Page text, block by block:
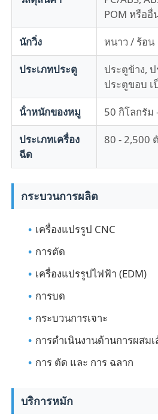
แม่พิมพ์ชิ้นส่วนพลาสติกรถยนต์
แม่พิมพ์ฉีดยานยนต์
การฉีดแบบฉีดสองครั้ง
การพิมพ์ฉีดทางการแพทย์
การฉีดขึ้นรูปอิเล็กทรอนิกส์
คลายเกลียวแม่พิมพ์
โมลด์เครื่องใช้ในบ้าน
POM หรืออื่
นักวิ่ง
หนาว / ร้อน
ประเภทประตู
ประตูข้าง,
ประตูขอบ
น้ําหนักของหมู
50 กิโลกรัม
ประเภทเครื่อง
ฉีด
80 - 2,500
กระบวนการผลิต
เครื่องแปรรูป CNC
การตัด
เครื่องแปรรูปไฟฟ้า (EDM)
การบด
กระบวนการเจาะ
การดําเนินงานด้านการผสม
การ ตัด และ การ ฉลาก
บริการหมัก